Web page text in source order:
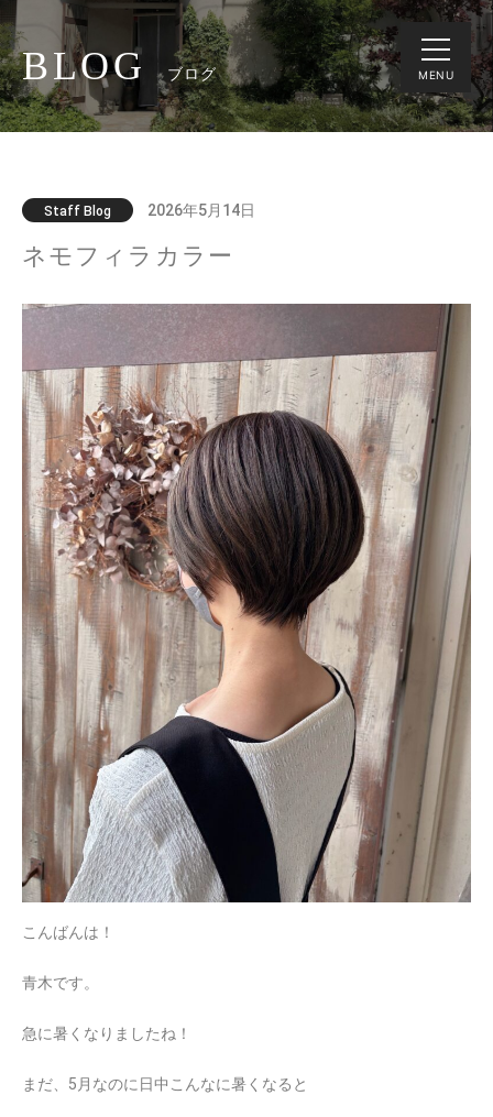
MENU
BLOG ブログ
Staff Blog 2026年5月14日
ネモフィラカラー
こんばんは！
青木です。
急に暑くなりましたね！
まだ、5月なのに日中こんなに暑くなると